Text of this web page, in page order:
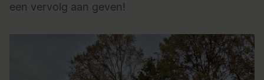
een vervolg aan geven!